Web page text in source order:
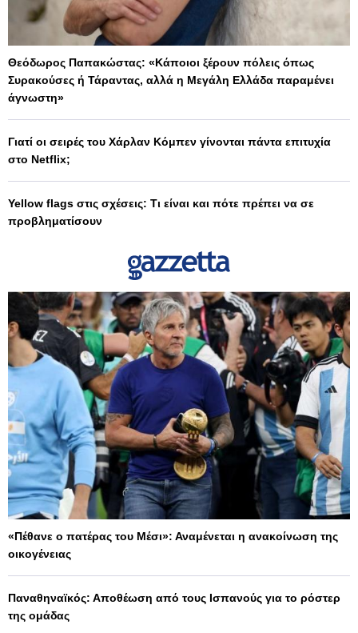
Θεόδωρος Παπακώστας: «Κάποιοι ξέρουν πόλεις όπως
Συρακούσες ή Τάραντας, αλλά η Μεγάλη Ελλάδα παραμένει
άγνωστη»
Γιατί οι σειρές του Χάρλαν Κόμπεν γίνονται πάντα επιτυχία
στο Netflix;
Yellow flags στις σχέσεις: Τι είναι και πότε πρέπει να σε
προβληματίσουν
«Πέθανε ο πατέρας του Μέσι»: Αναμένεται η ανακοίνωση της
οικογένειας
Παναθηναϊκός: Αποθέωση από τους Ισπανούς για το ρόστερ
της ομάδας